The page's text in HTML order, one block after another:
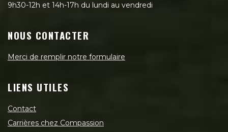
9h30-12h et 14h-17h du lundi au vendredi
NOUS CONTACTER
Merci de remplir notre formulaire
LIENS UTILES
Contact
Carrières chez Compassion